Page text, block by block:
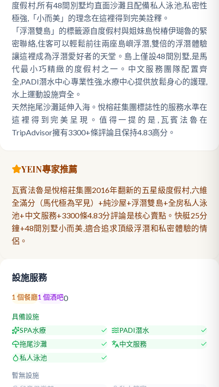
度假村,所有48間別墅均直面沙灘且配備私人泳池,私密性
極強,「小而美」的理念在這裡得到完美詮釋。
「浮潛雙島」的標籤源自度假村與姐妹島悅椿伊瑚魯的緊
密聯絡,住客可以輕鬆前往兩座島嶼浮潛,雙倍的浮潛體驗
讓這裡成為浮潛愛好者的天堂。島上僅設48間別墅,是馬
代最小巧精緻的度假村之一。中文服務團隊配置齊
全,PADI潛水中心專業性強,水療中心提供放鬆身心的護理,
水上運動設施齊全。
天然拖尾沙灘延伸入海。悅榕莊集團標誌性的服務水準在
這裡得到完美呈現。值得一提的是,瓦賓法魯在
TripAdvisor擁有3300+條評論且保持4.83高分。
YEIN專家推薦
瓦賓法魯是悅榕莊集團2016年翻新的五星級度假村,六維
全滿分（馬代極為罕見）+純沙屋+浮潛雙島+全房私人泳
池+中文服務+3300條4.83分評論是核心賣點。快艇25分
鐘+48間別墅小而美,適合追求頂級浮潛和私密體驗的情
侶。
設施服務
1 個餐廳1 個酒吧0
具備設施
SPA水療
PADI潛水
拖尾沙灘
中文服務
私人泳池
暫無設施